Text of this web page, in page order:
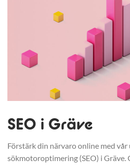
SEO i Gräve
Förstärk din närvaro online med
sökmotoroptimering (SEO) i Gräve.